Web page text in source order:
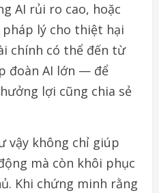
AI rủi ro cao, hoặc
lý cho thiệt hại
chính có thể đến từ
đoàn AI lớn — để
lợi cũng chia sẻ
vậy không chỉ giúp
mà còn khôi phục
Khi chứng minh rằng